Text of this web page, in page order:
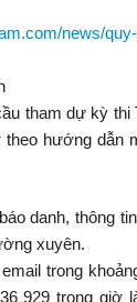
news/
tham dự kỳ thi
hướng dẫn
danh, thông
xuyên.
trong
929 trong